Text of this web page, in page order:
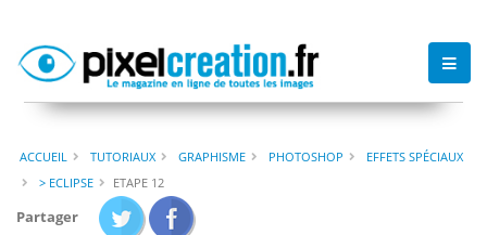
ACCUEIL TUTORIAUX GRAPHISME PHOTOSHOP
EFFETS SPÉCIAUX
> ECLIPSE
ETAPE 12
Partager